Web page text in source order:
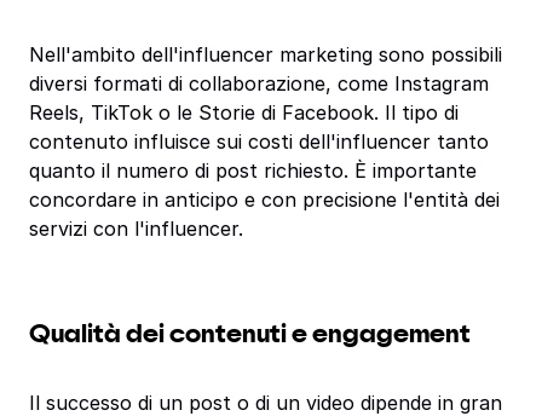
Nell'ambito dell'influencer marketing sono possibili
diversi formati di collaborazione, come Instagram
Reels, TikTok o le Storie di Facebook. Il tipo di
contenuto influisce sui costi dell'influencer tanto
quanto il numero di post richiesto. È importante
concordare in anticipo e con precisione l'entità dei
servizi con l'influencer.
Qualità dei contenuti e engagement
Il successo di un post o di un video dipende in gran